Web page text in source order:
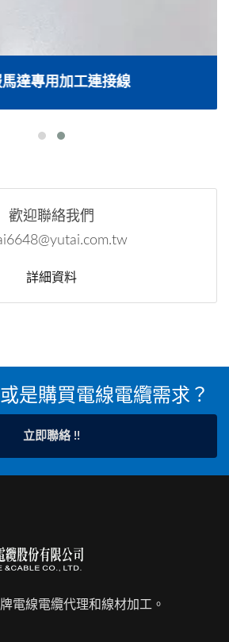
達專用加工連接線
歡迎聯絡我們
詳細資料
是購買電線電纜需求？
立即聯絡 !!
電線電纜代理和線材加工。